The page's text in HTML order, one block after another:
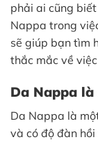
phải ai cũng
Nappa trong
sẽ giúp bạn tìm
thắc mắc về
Da Nappa là
Da Nappa là
và có độ đàn